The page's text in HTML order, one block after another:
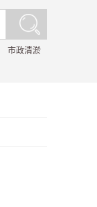
市政清淤